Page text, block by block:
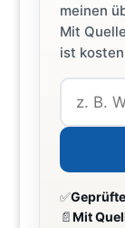
meinen
Mit
ist
✅
📄Mit